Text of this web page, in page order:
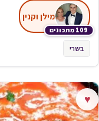
109 מתכונים
מילן וקנין
בשרי
♥